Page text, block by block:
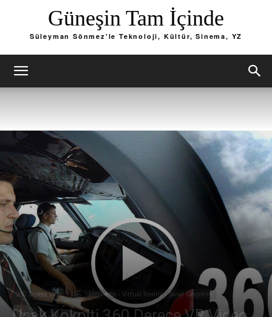
Güneşin Tam İçinde
Süleyman Sönmez'le Teknoloji, Kültür, Sinema, YZ
360 Derece Video - 3D Metaverse - Virtual Reality - Sanal Gerçeklik